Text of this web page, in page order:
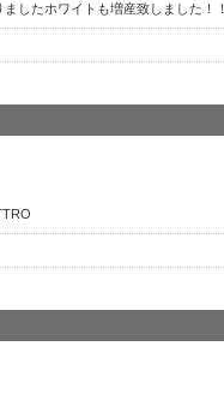
したホワイトも増産致しました！！